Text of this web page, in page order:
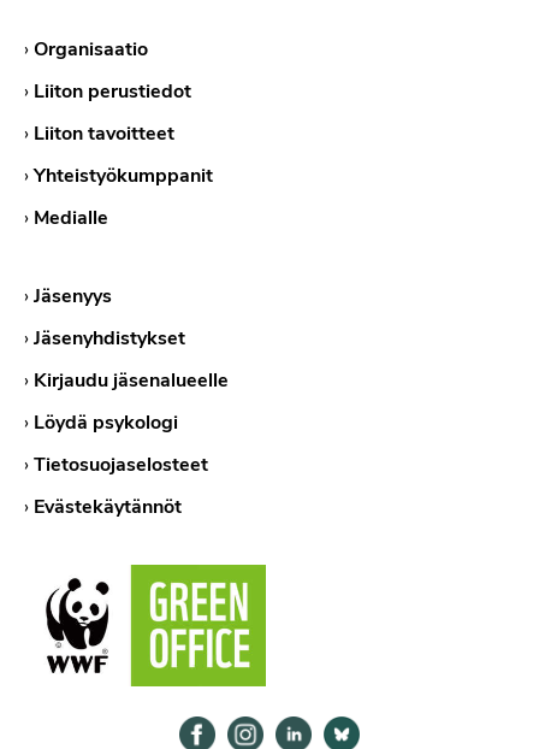
›Organisaatio
› Liiton perustiedot
› Liiton tavoitteet
›Yhteistyökumppanit
› Medialle
›Jäsenyys
›Jäsenyhdistykset
› Kirjaudu jäsenalueelle
› Löydä psykologi
›Tietosuojaselosteet
› Evästekäytännöt